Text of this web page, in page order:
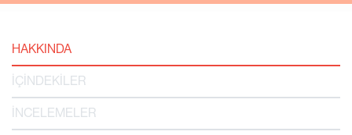
HAKKINDA
İÇİNDEKİLER
İNCELEMELER